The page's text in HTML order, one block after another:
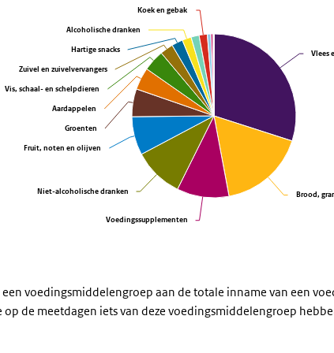
Vlees
Vlees
Brood,
Brood,
Voedingssupplementen
Voedingssupplementen
Niet-alcoholische dranken
Niet-alcoholische dranken
Fruit, noten en olijven
Fruit, noten en olijven
Groenten
Groenten
Aardappelen
Aardappelen
Vis, schaal- en schelpdieren
Vis, schaal- en schelpdieren
Zuivel en zuivelvervangers
Zuivel en zuivelvervangers
Hartige snacks
Hartige snacks
Alcoholische dranken
Alcoholische dranken
Koek en gebak
Koek en gebak
voedingsmiddelengroep aan de totale inname van een
op de meetdagen iets van deze voedingsmiddelengroep